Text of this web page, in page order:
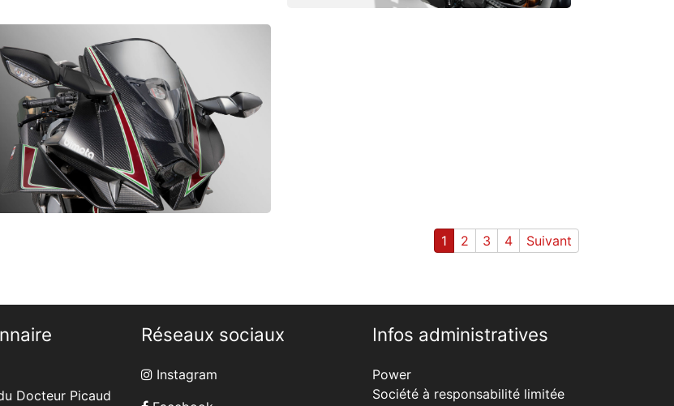
1 2 3 4 Suivant
Docteur Picaud
Réseaux sociaux
Instagram
Infos administratives
Power
Société à responsabilité limitée